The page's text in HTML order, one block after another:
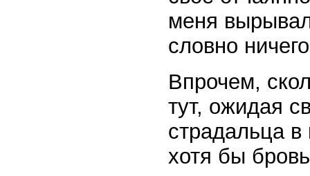
меня
словно
Впрочем,
тут, ожидая
страдальца
хотя бы